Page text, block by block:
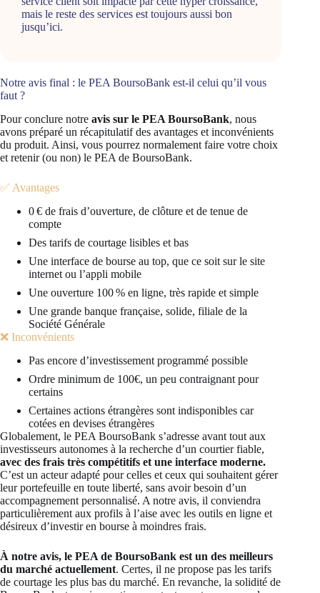
mais le reste des services est toujours aussi bon
jusqu’ici.
Notre avis final : le PEA BoursoBank est-il celui qu’il vous
faut ?
Pour conclure notre avis sur le PEA BoursoBank, nous
avons préparé un récapitulatif des avantages et inconvénients
du produit. Ainsi, vous pourrez normalement faire votre choix
et retenir (ou non) le PEA de BoursoBank.
✅ Avantages
0 € de frais d’ouverture, de clôture et de tenue de
compte
Des tarifs de courtage lisibles et bas
Une interface de bourse au top, que ce soit sur le site
internet ou l’appli mobile
Une ouverture 100 % en ligne, très rapide et simple
Une grande banque française, solide, filiale de la
Société Générale
❌ Inconvénients
Pas encore d’investissement programmé possible
Ordre minimum de 100€, un peu contraignant pour
certains
Certaines actions étrangères sont indisponibles car
cotées en devises étrangères
Globalement, le PEA BoursoBank s’adresse avant tout aux
investisseurs autonomes à la recherche d’un courtier fiable,
avec des frais très compétitifs et une interface moderne.
C’est un acteur adapté pour celles et ceux qui souhaitent gérer
leur portefeuille en toute liberté, sans avoir besoin d’un
accompagnement personnalisé. A notre avis, il conviendra
particulièrement aux profils à l’aise avec les outils en ligne et
désireux d’investir en bourse à moindres frais.
À notre avis, le PEA de BoursoBank est un des meilleurs
du marché actuellement. Certes, il ne propose pas les tarifs
de courtage les plus bas du marché. En revanche, la solidité de